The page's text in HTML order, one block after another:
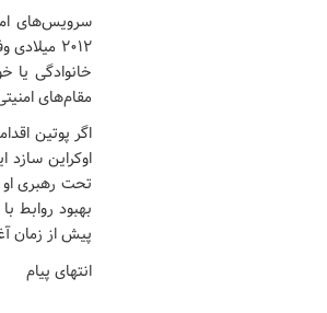
۲۰۱۲
خانوادگی
مقام‌های
اگر پوتین
اوکراین سازد
تحت رهبری او
بهبود روابط
پیش از زمان
انتهای پیام